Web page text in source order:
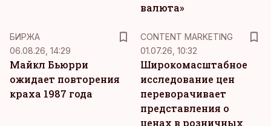
валюта»
БИРЖА
06.08.26, 14:29
Майкл Бьюрри
ожидает повторения
краха 1987 года
CONTENT MARKETING
01.07.26, 10:32
Широкомасштабное
исследование цен
переворачивает
представления о
ценах в розничных